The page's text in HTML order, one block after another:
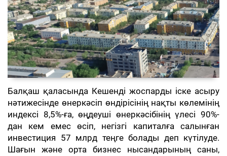
Балқаш қаласында Кешенді жоспарды іске асыру
нәтижесінде өнеркәсіп өндірісінің нақты көлемінің
индексі 8,5%-ға, өңдеуші өнеркәсібінің үлесі 90%-
дан кем емес өсіп, негізгі капиталға салынған
инвестиция 57 млрд теңге болады деп күтілуде.
Шағын және орта бизнес нысандарының саны,